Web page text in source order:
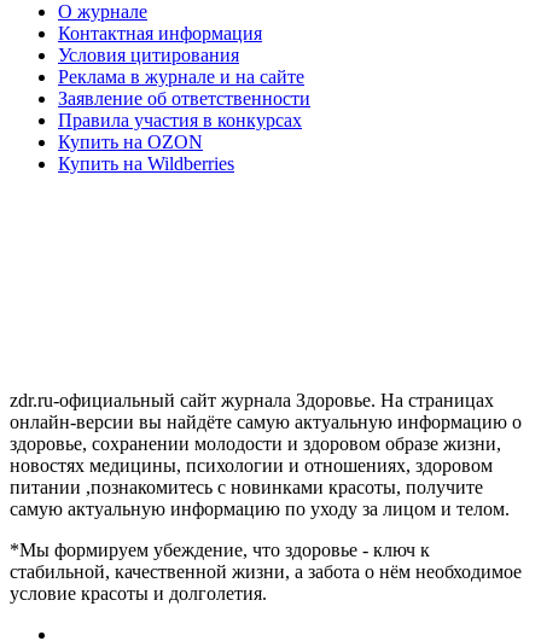
О журнале
Контактная информация
Условия цитирования
Реклама в журнале и на сайте
Заявление об ответственности
Правила участия в конкурсах
Купить на OZON
Купить на Wildberries
zdr.ru-официальный сайт журнала Здоровье. На страницах
онлайн-версии вы найдёте самую актуальную информацию о
здоровье, сохранении молодости и здоровом образе жизни,
новостях медицины, психологии и отношениях, здоровом
питании ,познакомитесь с новинками красоты, получите
самую актуальную информацию по уходу за лицом и телом.
*Мы формируем убеждение, что здоровье - ключ к
стабильной, качественной жизни, а забота о нём необходимое
условие красоты и долголетия.